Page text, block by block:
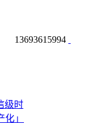
13693615994
级时
」